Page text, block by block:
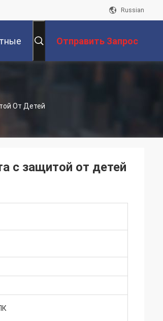
Russian
Отправить Запрос
От Детей
с защитой от детей